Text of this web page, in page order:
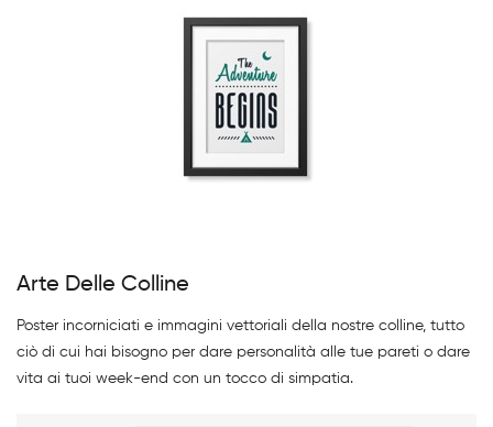
Arte Delle Colline
Poster incorniciati e immagini vettoriali della nostre colline, tutto
ciò di cui hai bisogno per dare personalità alle tue pareti o dare
vita ai tuoi week-end con un tocco di simpatia.